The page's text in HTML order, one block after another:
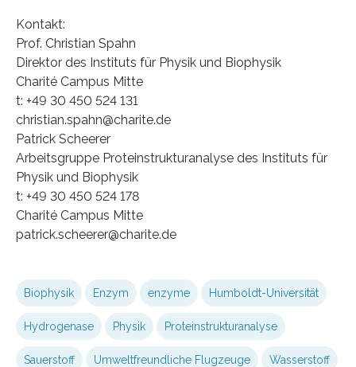
Kontakt:
Prof. Christian Spahn
Direktor des Instituts für Physik und Biophysik
Charité Campus Mitte
t: +49 30 450 524 131
christian.spahn@charite.de
Patrick Scheerer
Arbeitsgruppe Proteinstrukturanalyse des Instituts für
Physik und Biophysik
t: +49 30 450 524 178
Charité Campus Mitte
patrick.scheerer@charite.de
Biophysik Enzym enzyme Humboldt-Universität
Hydrogenase Physik Proteinstrukturanalyse
Sauerstoff Umweltfreundliche Flugzeuge Wasserstoff